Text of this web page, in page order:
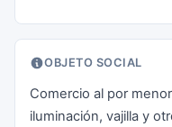
OBJETO SOCIAL
Comercio al por
iluminación, vajilla y